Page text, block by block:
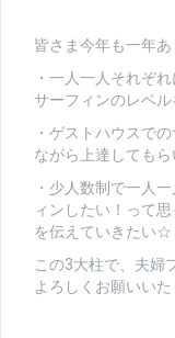
皆さま今年も一年
・一人一人それぞ
サーフィンのレベ
・ゲストハウスで
ながら上達しても
・少人数制で一人
ィンしたい！って
を伝えていきたい☆
この3大柱で、夫婦
よろしくお願いい